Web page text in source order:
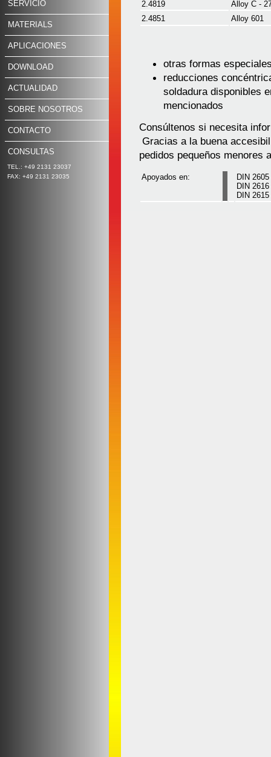
SERVICIO
MATERIALS
APLICACIONES
DOWNLOAD
ACTUALIDAD
SOBRE NOSOTROS
CONTACTO
CONSULTAS
TEL.: +49 2131 23037
FAX: +49 2131 23035
2.4819
Alloy C -
2.4851
Alloy 601
otras formas
reducciones
soldadura disponibles
mencionados
Consúltenos si necesita
Gracias a la buena
pedidos pequeños menores
Apoyados en:
DIN
DIN
DIN